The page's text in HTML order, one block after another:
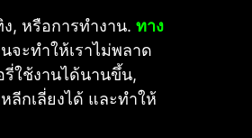
, หรือการทำงาน. ทาง
จะทำให้เราไม่พลาด
ใช้งานได้นานขึ้น,
ลีกเลี่ยงได้ และทำให้